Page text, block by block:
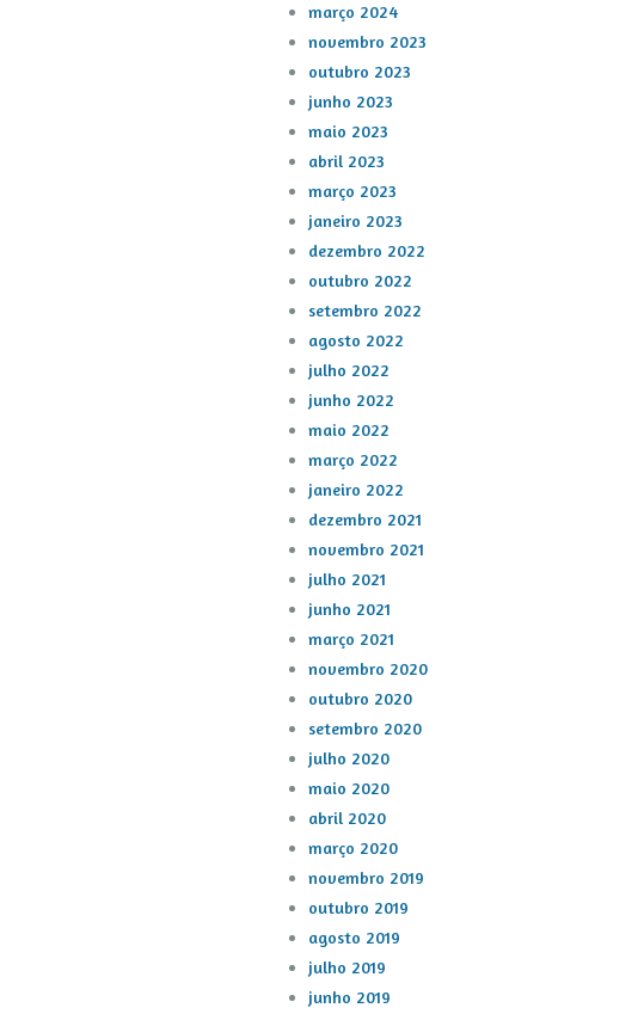
março 2024
novembro 2023
outubro 2023
junho 2023
maio 2023
abril 2023
março 2023
janeiro 2023
dezembro 2022
outubro 2022
setembro 2022
agosto 2022
julho 2022
junho 2022
maio 2022
março 2022
janeiro 2022
dezembro 2021
novembro 2021
julho 2021
junho 2021
março 2021
novembro 2020
outubro 2020
setembro 2020
julho 2020
maio 2020
abril 2020
março 2020
novembro 2019
outubro 2019
agosto 2019
julho 2019
junho 2019